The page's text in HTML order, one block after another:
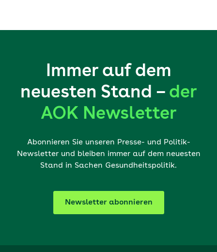
Immer auf dem
neuesten Stand – der
AOK Newsletter
Abonnieren Sie unseren Presse- und Politik-
Newsletter und bleiben immer auf dem neuesten
Stand in Sachen Gesundheitspolitik.
Newsletter abonnieren